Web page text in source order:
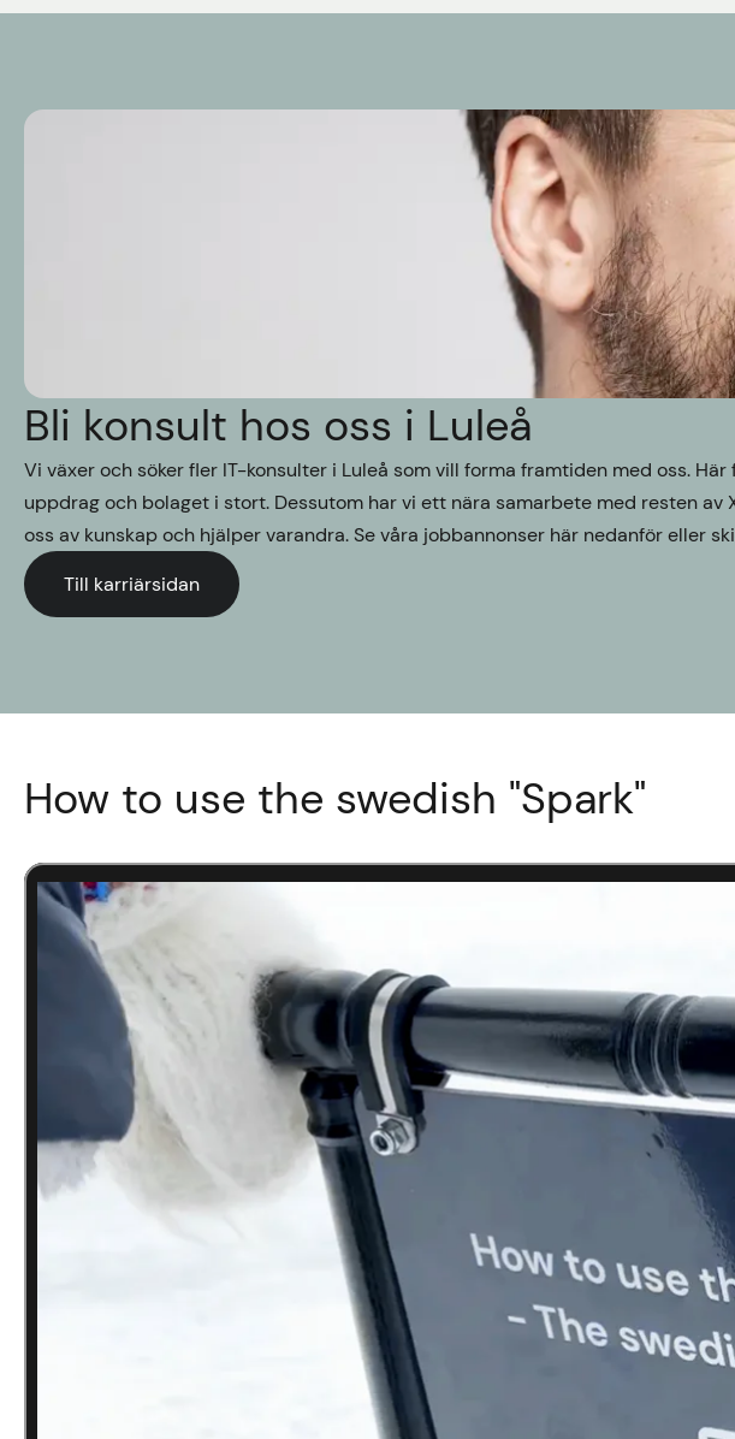
Bli konsult hos oss i Luleå
Vi växer och söker fler IT-konsulter i Luleå som vill forma framtiden med oss.
uppdrag och bolaget i stort. Dessutom har vi ett nära samarbete med resten av
oss av kunskap och hjälper varandra. Se våra jobbannonser här nedanför eller
Till karriärsidan
How to use the swedish "Spark"